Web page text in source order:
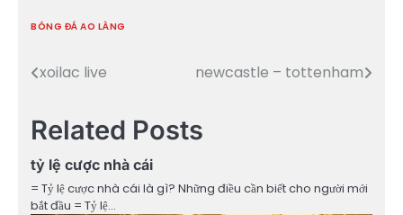
BÓNG ĐÁ AO LÀNG
Điều
bài
viết
xoilac live newcastle – tottenham
Related Posts
tỷ lệ cược nhà cái
= Tỷ lệ cược nhà cái là gì? Những điều cần biết cho người mới
bắt đầu = Tỷ lệ…